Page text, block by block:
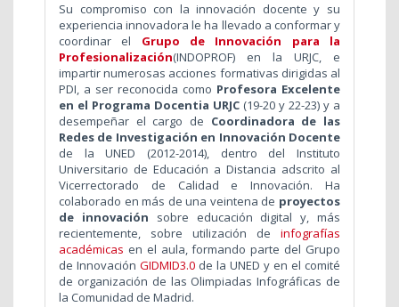
Su compromiso con la innovación docente y su
experiencia innovadora le ha llevado a conformar y
coordinar el Grupo de Innovación para la
Profesionalización(INDOPROF) en la URJC, e
impartir numerosas acciones formativas dirigidas al
PDI, a ser reconocida como Profesora Excelente
en el Programa Docentia URJC (19-20 y 22-23) y a
desempeñar el cargo de Coordinadora de las
Redes de Investigación en Innovación Docente
de la UNED (2012-2014), dentro del Instituto
Universitario de Educación a Distancia adscrito al
Vicerrectorado de Calidad e Innovación. Ha
colaborado en más de una veintena de proyectos
de innovación sobre educación digital y, más
recientemente, sobre utilización de infografías
académicas en el aula, formando parte del Grupo
de Innovación GIDMID3.0 de la UNED y en el comité
de organización de las Olimpiadas Infográficas de
la Comunidad de Madrid.